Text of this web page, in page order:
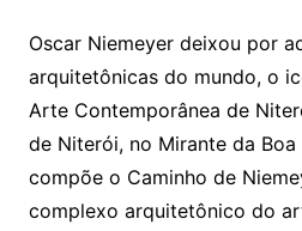
Oscar Niemeyer deixou por
arquitetônicas do mundo, o
Arte Contemporânea de
de Niterói, no Mirante da
compõe o Caminho de
complexo arquitetônico do